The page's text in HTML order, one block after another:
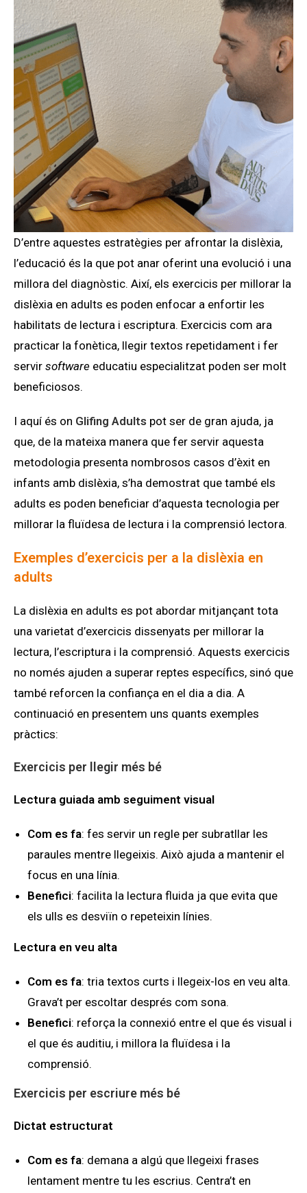
D’entre aquestes estratègies per afrontar la dislèxia,
l’educació és la que pot anar oferint una evolució i una
millora del diagnòstic. Així, els exercicis per millorar la
dislèxia en adults es poden enfocar a enfortir les
habilitats de lectura i escriptura. Exercicis com ara
practicar la fonètica, llegir textos repetidament i fer
servir software educatiu especialitzat poden ser molt
beneficiosos.
I aquí és on Glifing Adults pot ser de gran ajuda, ja
que, de la mateixa manera que fer servir aquesta
metodologia presenta nombrosos casos d’èxit en
infants amb dislèxia, s’ha demostrat que també els
adults es poden beneficiar d’aquesta tecnologia per
millorar la fluïdesa de lectura i la comprensió lectora.
Exemples d’exercicis per a la dislèxia en
adults
La dislèxia en adults es pot abordar mitjançant tota
una varietat d’exercicis dissenyats per millorar la
lectura, l’escriptura i la comprensió. Aquests exercicis
no només ajuden a superar reptes específics, sinó que
també reforcen la confiança en el dia a dia. A
continuació en presentem uns quants exemples
pràctics:
Exercicis per llegir més bé
Lectura guiada amb seguiment visual
Com es fa: fes servir un regle per subratllar les
paraules mentre llegeixis. Això ajuda a mantenir el
focus en una línia.
Benefici: facilita la lectura fluida ja que evita que
els ulls es desviïn o repeteixin línies.
Lectura en veu alta
Com es fa: tria textos curts i llegeix-los en veu alta.
Grava’t per escoltar després com sona.
Benefici: reforça la connexió entre el que és visual i
el que és auditiu, i millora la fluïdesa i la
comprensió.
Exercicis per escriure més bé
Dictat estructurat
Com es fa: demana a algú que llegeixi frases
lentament mentre tu les escrius. Centra’t en